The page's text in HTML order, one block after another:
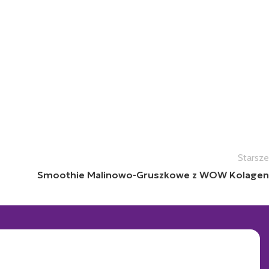
Starsze
Smoothie Malinowo-Gruszkowe z WOW Kolagen